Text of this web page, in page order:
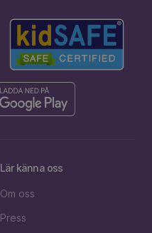
Lär känna oss
Om oss
Press